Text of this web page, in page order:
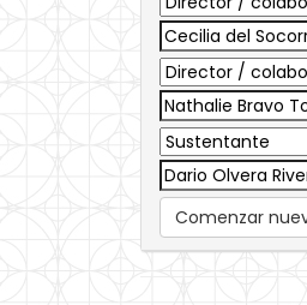
Comenzar